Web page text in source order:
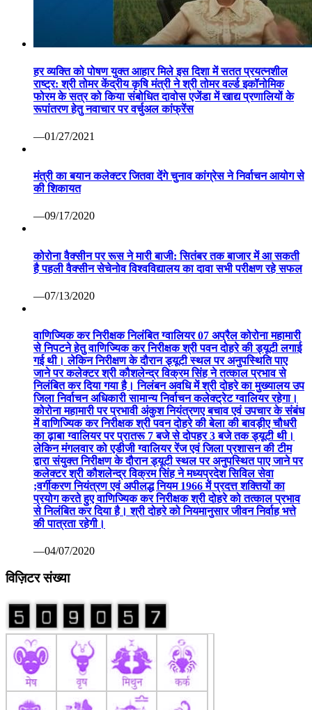
हर व्यक्ति को पोषण युक्त आहार मिले इस दिशा में सतत प्रयत्नशील
राष्ट्र: श्री तोमर केंद्रीय कृषि मंत्री ने श्री तोमर वर्ल्ड इकॉनोमिक
फोरम के सत्र को किया संबोधित दावोस एजेंडा में खाद्य प्रणालियों के
रूपांतरण हेतु नवाचार पर वर्चुअल कांफ्रेंस
—01/27/2021
मंत्री का बयान कलेक्टर जितवा देंगे चुनाव कांग्रेस ने निर्वाचन आयोग से
की शिकायत
—09/17/2020
कोरोना वैक्सीन पर रूस ने मारी बाजी: सितंबर तक बाजार में आ सकती
है पहली वैक्सीन सेचेनोव विश्वविद्यालय का दावा सभी परीक्षण रहे सफल
—07/13/2020
वाणिज्यिक कर निरीक्षक निलंबित ग्वालियर 07 अप्रैल कोरोना महामारी
से निपटने हेतु वाणिज्यिक कर निरीक्षक श्री पवन दोहरे की ड्यूटी लगाई
गई थी। लेकिन निरीक्षण के दौरान ड्यूटी स्थल पर अनुपस्थिति पाए
जाने पर कलेक्टर श्री कौशलेन्द्र विक्रम सिंह ने तत्काल प्रभाव से
निलंबित कर दिया गया है। निलंबन अवधि में श्री दोहरे का मुख्यालय उप
जिला निर्वाचन अधिकारी सामान्य निर्वाचन कलेक्ट्रेट ग्वालियर रहेगा।
कोरोना महामारी पर प्रभावी अंकुश नियंत्रणए बचाव एवं उपचार के संबंध
में वाणिज्यिक कर निरीक्षक श्री पवन दोहरे की बेला की बावड़ीए चौधरी
का ढ़ाबा ग्वालियर पर प्रातरू 7 बजे से दोपहर 3 बजे तक ड्यूटी थी।
लेकिन मंगलवार को एडीजी ग्वालियर रेंज एवं जिला प्रशासन की टीम
द्वारा संयुक्त निरीक्षण के दौरान ड्यूटी स्थल पर अनुपस्थित पाए जाने पर
कलेक्टर श्री कौशलेन्द्र विक्रम सिंह ने मध्यप्रदेश सिविल सेवा
;वर्गीकरण नियंत्रण एवं अपीलद्ध नियम 1966 में प्रदत्त शक्तियों का
प्रयोग करते हुए वाणिज्यिक कर निरीक्षक श्री दोहरे को तत्काल प्रभाव
से निलंबित कर दिया है। श्री दोहरे को नियमानुसार जीवन निर्वाह भत्ते
की पात्रता रहेगी।
—04/07/2020
विज़िटर संख्या